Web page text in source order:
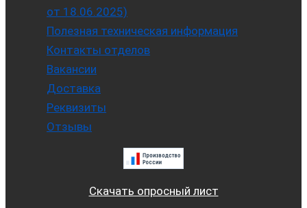
от 18.06.2025)
Полезная техническая информация
Контакты отделов
Вакансии
Доставка
Реквизиты
Отзывы
Скачать опросный лист